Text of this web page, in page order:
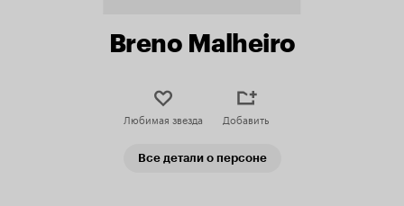
Breno Malheiro
Любимая звезда Добавить
Все детали о персоне